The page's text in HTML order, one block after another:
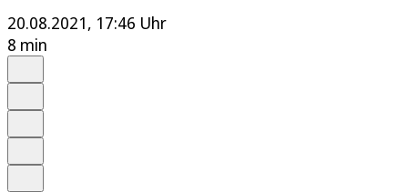
20.08.2021, 17:46 Uhr
8 min